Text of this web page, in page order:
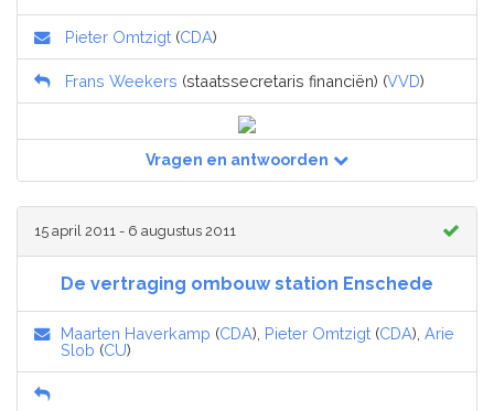
Pieter Omtzigt (CDA)
Frans Weekers (staatssecretaris financiën) (VVD)
Vragen en antwoorden
15 april 2011 - 6 augustus 2011
De vertraging ombouw station Enschede
Maarten Haverkamp (CDA), Pieter Omtzigt (CDA), Arie
Slob (CU)